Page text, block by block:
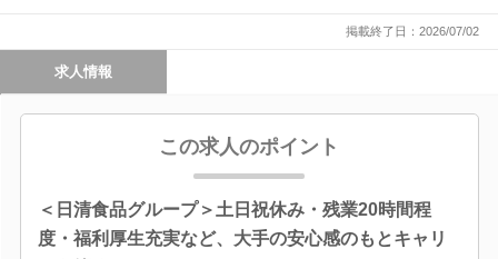
掲載終了日：2026/07/02
求人情報
この求人のポイント
＜日清食品グループ＞土日祝休み・残業20時間程
度・福利厚生充実など、大手の安心感のもとキャリ